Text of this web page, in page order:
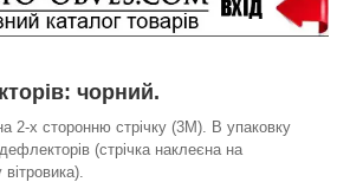
чорний.
2-х сторонню стрічку (3М). В упаковку
(стрічка наклеєна на